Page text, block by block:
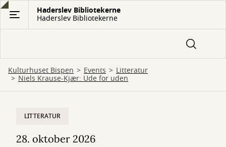
Gå
hovedindhold
Haderslev Bibliotekerne
Haderslev Bibliotekerne
Kulturhuset Bispen Events Litteratur
Niels Krause-Kjær: Ude for uden
LITTERATUR
28. oktober 2026